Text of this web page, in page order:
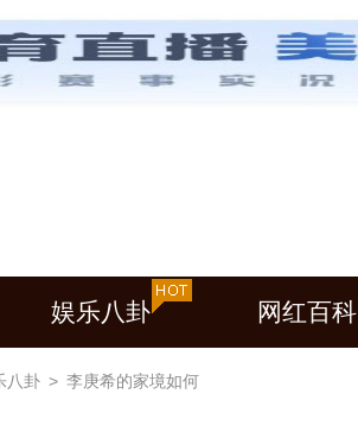
娱乐八卦 网红百科
八卦 > 李庚希的家境如何